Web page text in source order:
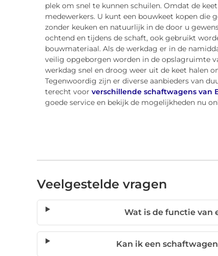
plek om snel te kunnen schuilen. Omdat de
medewerkers. U kunt een bouwkeet kopen die
zonder keuken en natuurlijk in de door u
ochtend en tijdens de schaft, ook gebruikt
bouwmateriaal. Als de werkdag er in de
veilig opgeborgen worden in de opslagruimte
werkdag snel en droog weer uit de keet halen
Tegenwoordig zijn er diverse aanbieders van
terecht voor verschillende schaftwagens van
goede service en bekijk de mogelijkheden nu
Veelgestelde vragen
Wat is de functie van
Kan ik een